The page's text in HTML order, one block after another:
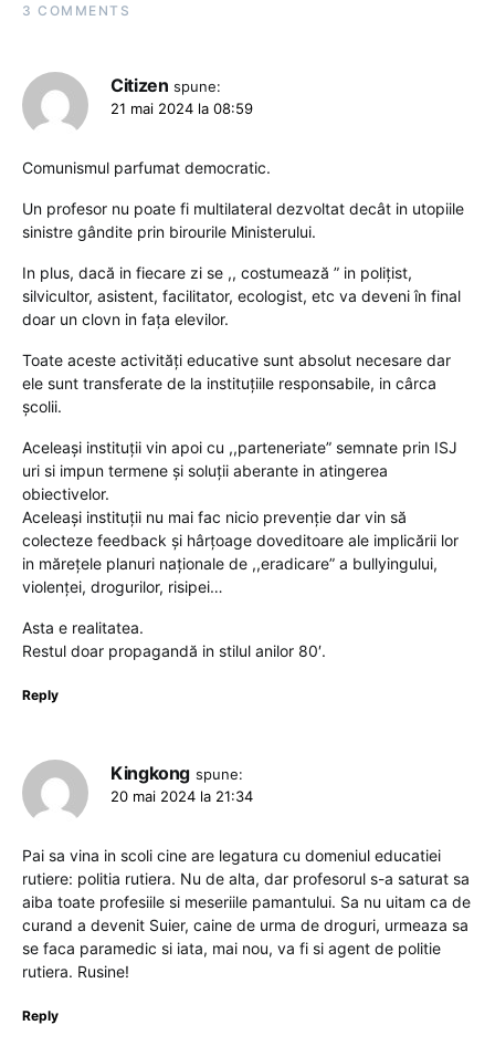
3 COMMENTS
Citizen spune:
21 mai 2024 la 08:59
Comunismul parfumat democratic.
Un profesor nu poate fi multilateral dezvoltat decât in utopiile
sinistre gândite prin birourile Ministerului.
In plus, dacă in fiecare zi se ,, costumează ” in polițist,
silvicultor, asistent, facilitator, ecologist, etc va deveni în final
doar un clovn in fața elevilor.
Toate aceste activități educative sunt absolut necesare dar
ele sunt transferate de la instituțiile responsabile, in cârca
școlii.
Aceleași instituții vin apoi cu ,,parteneriate” semnate prin ISJ
uri si impun termene și soluții aberante in atingerea
obiectivelor.
Aceleași instituții nu mai fac nicio prevenție dar vin să
colecteze feedback și hârțoage doveditoare ale implicării lor
in mărețele planuri naționale de ,,eradicare” a bullyingului,
violenței, drogurilor, risipei…
Asta e realitatea.
Restul doar propagandă in stilul anilor 80′.
Reply
Kingkong spune:
20 mai 2024 la 21:34
Pai sa vina in scoli cine are legatura cu domeniul educatiei
rutiere: politia rutiera. Nu de alta, dar profesorul s-a saturat sa
aiba toate profesiile si meseriile pamantului. Sa nu uitam ca de
curand a devenit Suier, caine de urma de droguri, urmeaza sa
se faca paramedic si iata, mai nou, va fi si agent de politie
rutiera. Rusine!
Reply